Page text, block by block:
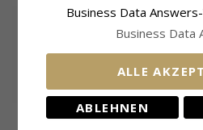
Nordahl andersen
Business Data
Business Data
ALLE
ABLEHNEN